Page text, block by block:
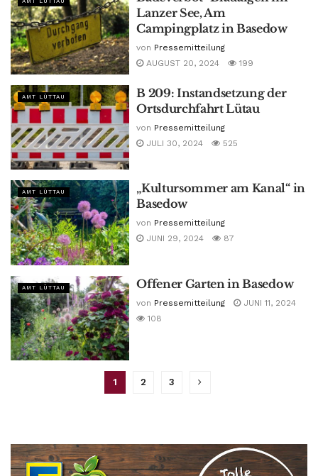
Lanzer See, Am
Campingplatz in Basedow
von Pressemitteilung
AUGUST 20, 2024
199
AMT LÜTTAU
B 209: Instandsetzung der
Ortsdurchfahrt Lütau
von Pressemitteilung
JULI 30, 2024
525
AMT LÜTTAU
„Kultursommer am Kanal“ in
Basedow
von Pressemitteilung
JUNI 29, 2024
87
AMT LÜTTAU Offener Garten in Basedow
von Pressemitteilung
JUNI 11, 2024
108
1 2 3